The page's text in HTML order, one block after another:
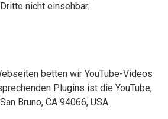
nicht einsehbar.
betten wir YouTube-Videos
Plugins ist die YouTube,
Bruno, CA 94066, USA.